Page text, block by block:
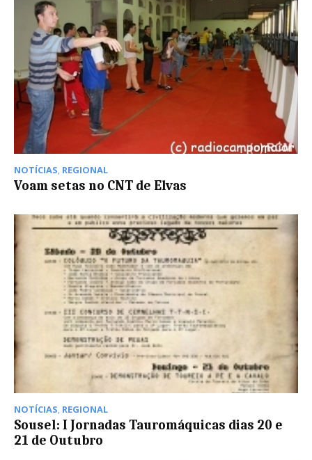
NOTÍCIAS REGIONAL
Voam setas no CNT de Elvas
NOTÍCIAS, REGIONAL
Sousel: I Jornadas Tauromáquicas dias 20 e
21 de Outubro